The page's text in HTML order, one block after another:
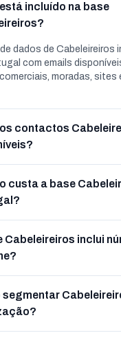
incluído na base
dados de Cabeleireiros
com emails
moradas, sites
contactos
custa a base
Cabeleireiros inclui
segmentar